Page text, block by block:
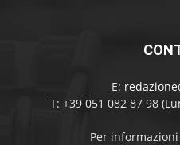
E:
T: +39 051 082 87 98
Per